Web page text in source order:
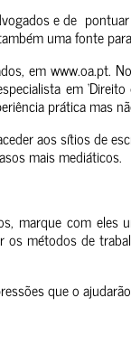
e de
uma fonte
em www.oa.pt.
em
prática
aos sítios de
mais mediáticos.
marque com eles
métodos de
que o